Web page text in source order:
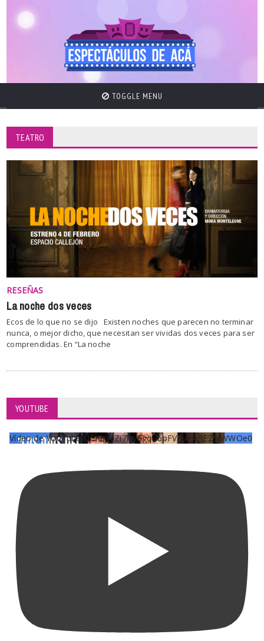
TOGGLE MENU
TEATRO
RESEÑAS
La noche dos veces
Ecos de lo que no se dijo Existen noches que parecen no terminar
nunca, o mejor dicho, que necesitan ser vividas dos veces para ser
comprendidas. En “La noche
YOUTUBE
Vídeo de YouTube UCKqYjiZi7lzy6gqU6pFVFiA_A3EZ9JWWOe0